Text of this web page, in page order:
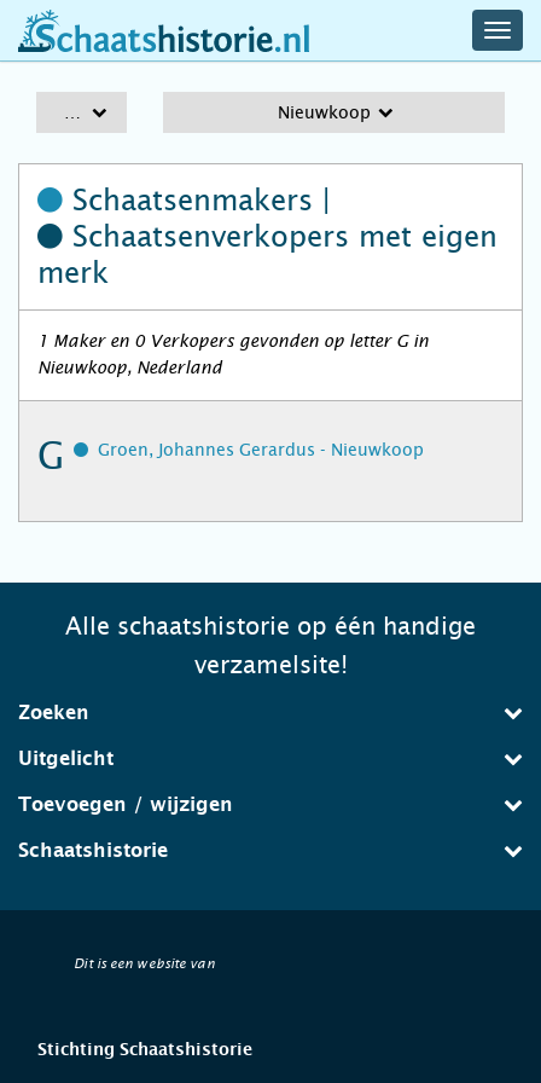
schaatshistorie.nl
Nieuwkoop
Schaatsenmakers |
Schaatsenverkopers met eigen
merk
1 Maker en 0 Verkopers gevonden op letter G in
Nieuwkoop, Nederland
G Groen, Johannes Gerardus - Nieuwkoop
Alle schaatshistorie op één handige
verzamelsite!
Zoeken
Uitgelicht
Toevoegen / wijzigen
Schaatshistorie
Dit is een website van
Stichting Schaatshistorie